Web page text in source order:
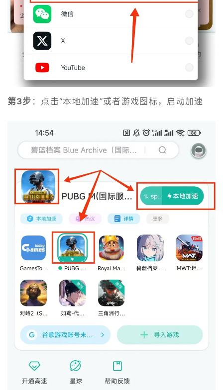
第3步 ：点击“本地加速”或者游戏图标，启动加速